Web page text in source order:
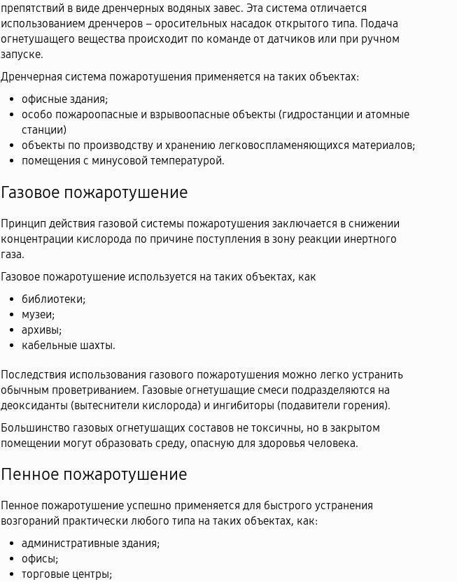
препятствий в виде дренчерных водяных завес. Эта система отличается
использованием дренчеров – оросительных насадок открытого типа. Подача
огнетушащего вещества происходит по команде от датчиков или при ручном
запуске.
Дренчерная система пожаротушения применяется на таких объектах:
офисные здания;
особо пожароопасные и взрывоопасные объекты (гидростанции и атомные
станции)
объекты по производству и хранению легковоспламеняющихся материалов;
помещения с минусовой температурой.
Газовое пожаротушение
Принцип действия газовой системы пожаротушения заключается в снижении
концентрации кислорода по причине поступления в зону реакции инертного
газа.
Газовое пожаротушение используется на таких объектах, как
библиотеки;
музеи;
архивы;
кабельные шахты.
Последствия использования газового пожаротушения можно легко устранить
обычным проветриванием. Газовые огнетушащие смеси подразделяются на
деоксиданты (вытеснители кислорода) и ингибиторы (подавители горения).
Большинство газовых огнетушащих составов не токсичны, но в закрытом
помещении могут образовать среду, опасную для здоровья человека.
Пенное пожаротушение
Пенное пожаротушение успешно применяется для быстрого устранения
возгораний практически любого типа на таких объектах, как:
административные здания;
офисы;
торговые центры;